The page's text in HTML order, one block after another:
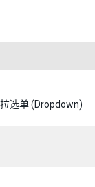
选单 (Dropdown)